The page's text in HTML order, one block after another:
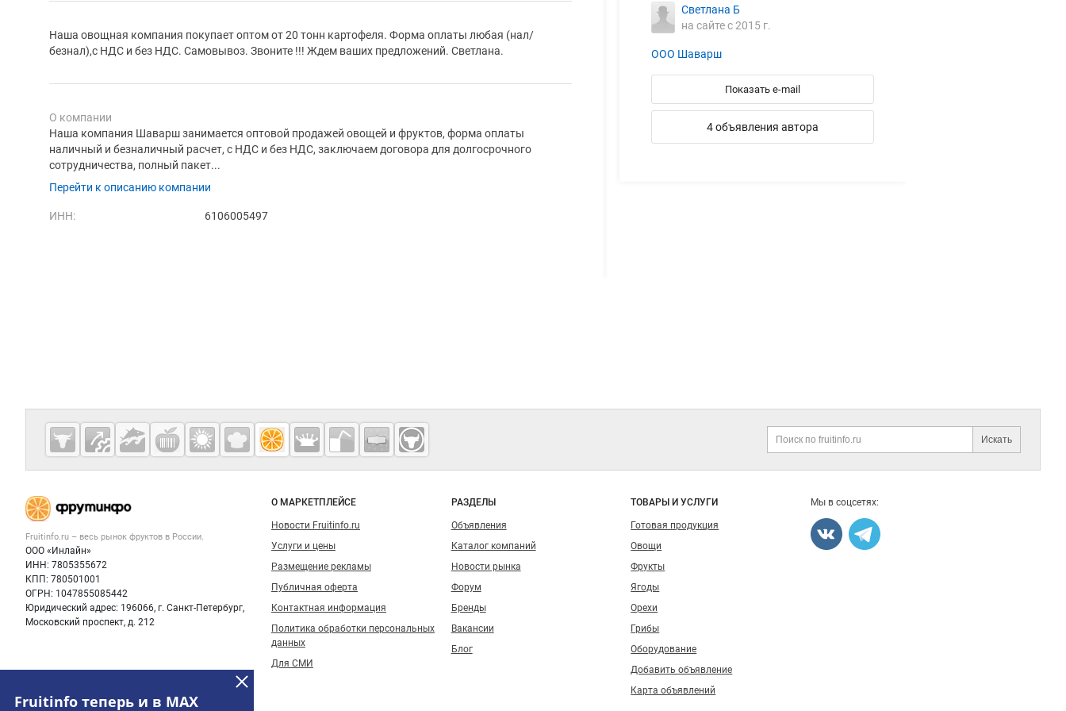
Наша овощная компания покупает оптом от 20 тонн картофеля. Форма оплаты любая (нал/
безнал),с НДС и без НДС. Самовывоз. Звоните !!! Ждем ваших предложений. Светлана.
О компании
Наша компания Шаварш занимается оптовой продажей овощей и фруктов, форма оплаты
наличный и безналичный расчет, с НДС и без НДС, заключаем договора для долгосрочного
сотрудничества, полный пакет...
Перейти к описанию компании
ИНН: 6106005497
Светлана Б
на сайте с 2015 г.
ООО Шаварш
Показать e-mail
4 объявления автора
Fruitinfo теперь и в MAX
Дополнительная информация
Искать
Cсылки на полезные проекты
Fruitinfo.ru
— рынок
фруктов
Важные разделы и контакты
Fruitinfo.ru – весь рынок фруктов в России.
ООО «Инлайн»
ИНН: 7805355672
КПП: 780501001
ОГРН: 1047855085442
Юридический адрес: 196066, г. Санкт-Петербург,
Московский проспект, д. 212
Навигация по сайту
О МАРКЕТПЛЕЙСЕ
Новости Fruitinfo.ru
Услуги и цены
Размещение рекламы
Публичная оферта
Контактная информация
Политика обработки персональных
данных
Для СМИ
РАЗДЕЛЫ
Объявления
Каталог компаний
Новости рынка
Форум
Бренды
Вакансии
Блог
ТОВАРЫ И УСЛУГИ
Готовая продукция
Овощи
Фрукты
Ягоды
Орехи
Грибы
Оборудование
Добавить объявление
Карта объявлений
Мы в соцсетях: